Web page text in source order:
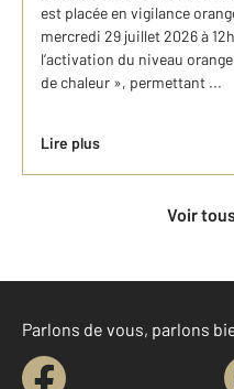
est placée en vigilance
mercredi 29 juillet 2026 à
l’activation du niveau
de chaleur », permettant ...
Lire plus
Voir
Parlons de vous, parlons